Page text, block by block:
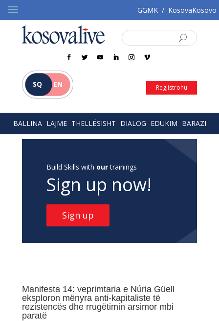
GGMK / KosovaKosovo
SQ EN Regjistrohu
BALLINA LAJME THELLËSISHT DIALOG EDUKIM BARAZI
Build Skills with ourtrainings
Sign up now!
Sign up
Manifesta 14: veprimtaria e Núria Güell
eksploron mënyra anti-kapitaliste të
rezistencës dhe rrugëtimin arsimor mbi
paratë